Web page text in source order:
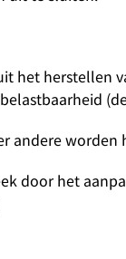
het herstellen
andere worden
door het